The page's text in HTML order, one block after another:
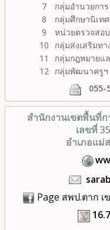
7
กลุ่มอำนวยการ
8
กลุ่มศึกษานิเท
9
หน่วยตรวจสอ
10
กลุ่มส่งเสริมทา
11
กลุ่มกฎหมายแ
12 กลุ่มพัฒนาครูฯ
055-
สำนักงานเขตพื้นที่ก
เลขที่
อำเภอแม่
Page สพป.ตาก เ